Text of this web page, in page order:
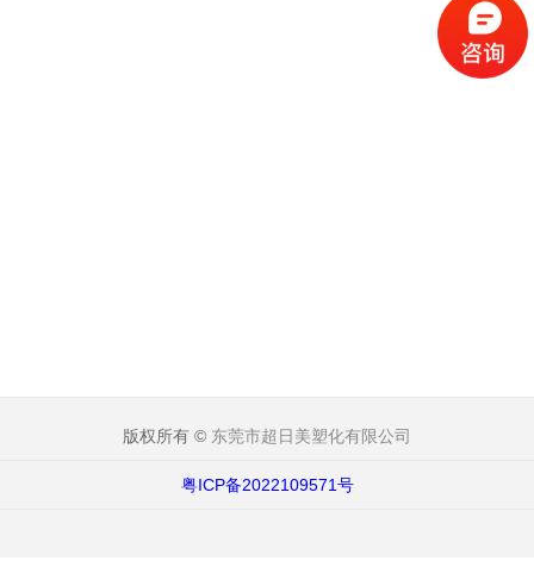
版权所有 © 东莞市超日美塑化有限公司
粤ICP备2022109571号